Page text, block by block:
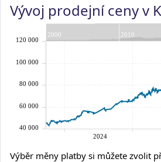
Vývoj prodejní ceny v
Výběr měny platby si můžete zvolit